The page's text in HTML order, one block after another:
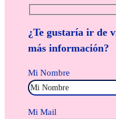
¿Te gustaría ir de
más información?
Mi Nombre
Mi Mail